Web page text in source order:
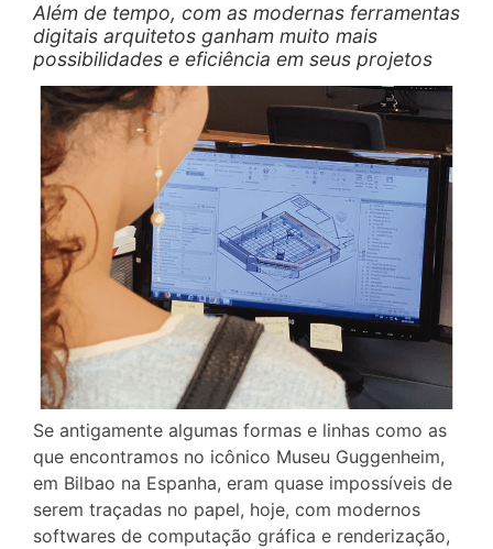
Além de tempo, com as modernas ferramentas
digitais arquitetos ganham muito mais
possibilidades e eficiência em seus projetos
Se antigamente algumas formas e linhas como as
que encontramos no icônico Museu Guggenheim,
em Bilbao na Espanha, eram quase impossíveis de
serem traçadas no papel, hoje, com modernos
softwares de computação gráfica e renderização,